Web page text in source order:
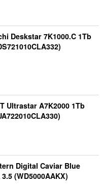
Deskstar 7K1000.C 1Tb
Ultrastar A7K2000 1Tb
Digital Caviar Blue
(WD5000AAKX)